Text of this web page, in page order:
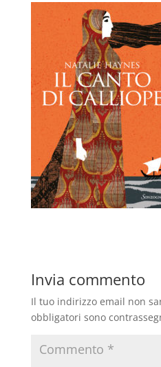
Invia commento
Il tuo indirizzo email non
obbligatori sono